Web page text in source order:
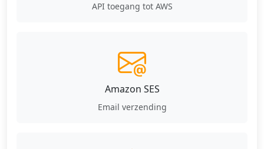
API toegang tot AWS
Amazon SES
Email verzending